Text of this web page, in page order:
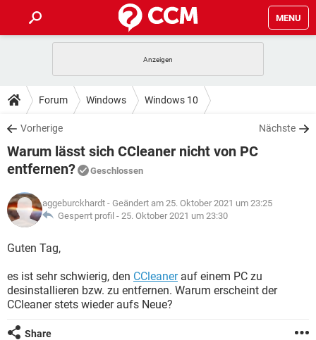
MENU
ANDROID IOS
WINDOWS 10
WHATSAPP TIKTOK
FACEBOOK
TIPPS & TRICKS
SPIELE STREAMING
WINDOWS 10
FACEBOOK HARDWARE
DOWNLOADS
SPIELE STREAMING
ANDROID
WINDOWS 10 INSTAGRAM
WHATSAPP
FACEBOOK
FORUM
ANDROID IOS
FACEBOOK HARDWARE
LEXIKON
SPIELE
ANDROID
WINDOWS 10 INSTAGRAM
WHATSAPP TIKTOK
Forum Windows Windows 10
Vorherige Nächste
Warum lässt sich CCleaner nicht von PC
entfernen?
Geschlossen
aggeburckhardt - Geändert am 25. Oktober 2021 um 23:25
Gesperrt profil - 25. Oktober 2021 um 23:30
Guten Tag,
es ist sehr schwierig, den CCleanerauf einem PC zu
desinstallieren bzw. zu entfernen. Warum erscheint der
CCleaner stets wieder aufs Neue?
Share